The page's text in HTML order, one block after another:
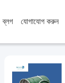
ব্লগ যোগাযোগ করুন